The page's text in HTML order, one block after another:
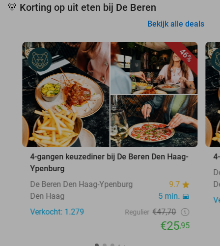
🐻 Korting op uit eten bij De Beren
Bekijk alle deals
46%
4-gangen keuzediner bij De Beren Den Haag-
Ypenburg
De Beren Den Haag-Ypenburg
9.7
Den Haag
5 min.
Verkocht: 1.279
Regulier €47,70
€25,95